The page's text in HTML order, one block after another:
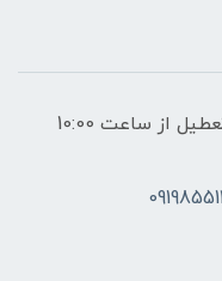
ساعات پاسخگویی: فقط روزهای غیر تعطیل از ساعت 10:00